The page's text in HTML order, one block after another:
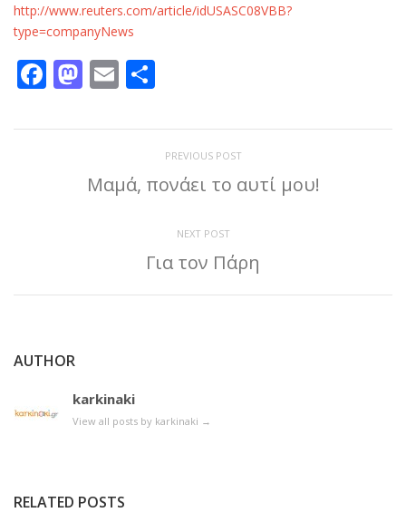
http://www.reuters.com/article/idUSASC08VBB?
type=companyNews
Facebook
Mastodon
Email
PREVIOUS POST
Μαμά, πονάει το αυτί μου!
NEXT POST
Για τον Πάρη
AUTHOR
karkinaki
View all posts by karkinaki →
RELATED POSTS